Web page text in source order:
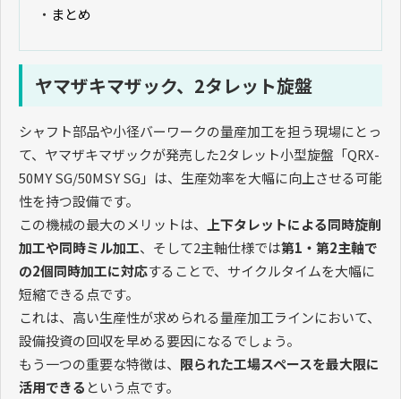
・ まとめ
ヤマザキマザック、2タレット旋盤
シャフト部品や小径バーワークの量産加工を担う現場にとっ
て、ヤマザキマザックが発売した2タレット小型旋盤「QRX-
50MY SG/50MSY SG」は、生産効率を大幅に向上させる可能
性を持つ設備です。
この機械の最大のメリットは、
上下タレットによる同時旋削
加工や同時ミル加工、そして2主軸仕様では第1・第2主軸で
の2個同時加工に対応することで、サイクルタイムを大幅に
短縮できる点です。
これは、高い生産性が求められる量産加工ラインにおいて、
設備投資の回収を早める要因になるでしょう。
もう一つの重要な特徴は、 限られた工場スペースを最大限に
活用できる という点です。